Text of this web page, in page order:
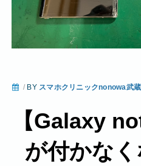
/ BY スマホクリニックnonowa武
【Galaxy
が付かなく